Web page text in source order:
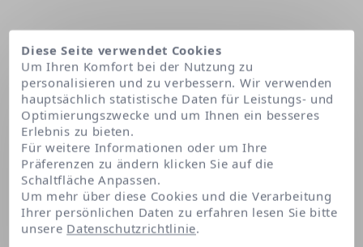
Startseite Ethylhexyl palmitate
Diese Seite verwendet Cookies
Um Ihren Komfort bei der Nutzung zu
personalisieren und zu verbessern. Wir verwenden
hauptsächlich statistische Daten für Leistungs- und
Optimierungszwecke und um Ihnen ein besseres
Erlebnis zu bieten.
Für weitere Informationen oder um Ihre
Präferenzen zu ändern klicken Sie auf die
Schaltfläche Anpassen.
Um mehr über diese Cookies und die Verarbeitung
Ihrer persönlichen Daten zu erfahren lesen Sie bitte
unsere Datenschutzrichtlinie.